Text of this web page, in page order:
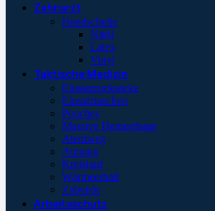
Zahnarzt
Handschuhe
Nitril
Latex
Vinyl
Taktische Medizin
Einsatzrucksäcke
Einsatztaschen
Pouches
Massive Hemorrhage
Atemweg
Atmung
Kreislauf
Wärmeerhalt
Zubehör
Arbeitsschutz